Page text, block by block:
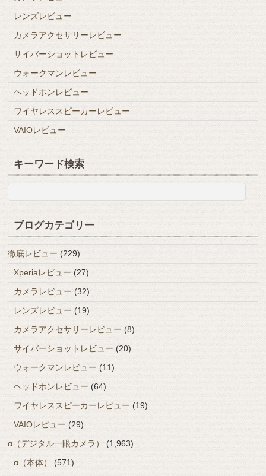
レンズレビュー
カメラアクセサリーレビュー
サイバーショットレビュー
ウォークマンレビュー
ヘッドホンレビュー
ワイヤレススピーカーレビュー
VAIOレビュー
キーワード検索
ブログカテゴリー
徹底レビュー (229)
Xperiaレビュー (27)
カメラレビュー (32)
レンズレビュー (19)
カメラアクセサリーレビュー (8)
サイバーショットレビュー (20)
ウォークマンレビュー (11)
ヘッドホンレビュー (64)
ワイヤレススピーカーレビュー (19)
VAIOレビュー (29)
α（デジタル一眼カメラ）
(1,963)
α（本体）
(571)